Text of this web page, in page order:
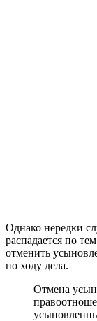
Однако нередки
распадается по
отменить
по ходу дела.
Отмена